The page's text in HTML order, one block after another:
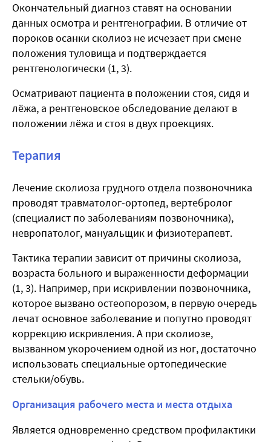
Окончательный диагноз ставят на основании
данных осмотра и рентгенографии. В отличие от
пороков осанки сколиоз не исчезает при смене
положения туловища и подтверждается
рентгенологически (1, 3).
Осматривают пациента в положении стоя, сидя и
лёжа, а рентгеновское обследование делают в
положении лёжа и стоя в двух проекциях.
Терапия
Лечениесколиоза грудного отдела позвоночника
проводят травматолог-ортопед, вертебролог
(специалист по заболеваниям позвоночника),
невропатолог, мануальщик и физиотерапевт.
Тактика терапии зависит от причины сколиоза,
возраста больного и выраженности деформации
(1, 3). Например, при искривлении позвоночника,
которое вызвано остеопорозом, в первую очередь
лечат основное заболевание и попутно проводят
коррекцию искривления. А при сколиозе,
вызванном укорочением одной из ног, достаточно
использовать специальные ортопедические
стельки/обувь.
Организация рабочего места и места отдыха
Является одновременно средством профилактики